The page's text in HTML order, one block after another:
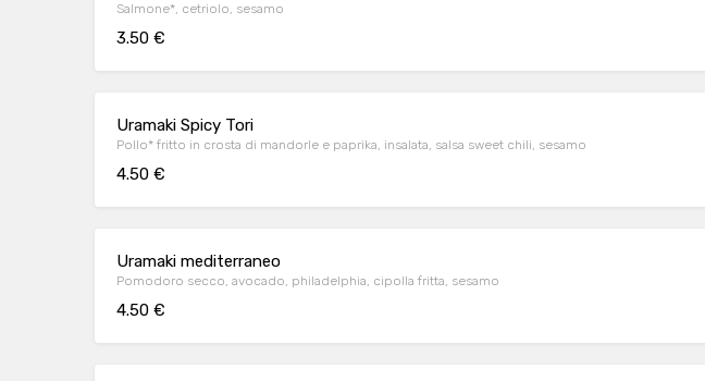
Salmone*, cetriolo, sesamo
3.50 €
Uramaki Spicy Tori
Pollo* fritto in crosta di mandorle e paprika, insalata, salsa sweet chili, sesamo
4.50 €
Uramaki mediterraneo
Pomodoro secco, avocado, philadelphia, cipolla fritta, sesamo
4.50 €